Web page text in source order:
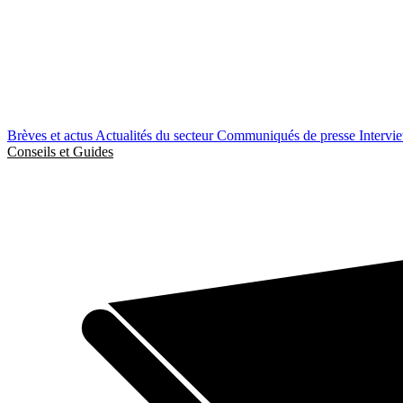
Brèves et actus Actualités du secteurCommuniqués de presse
Conseils et Guides